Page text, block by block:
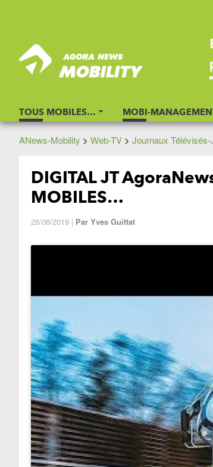
TOUS MOBILES… MOBI-
ANews-Mobility > Web-TV > Journaux
DIGITAL JT
MOBILES…
26/06/2019 | Par Yves Guittat